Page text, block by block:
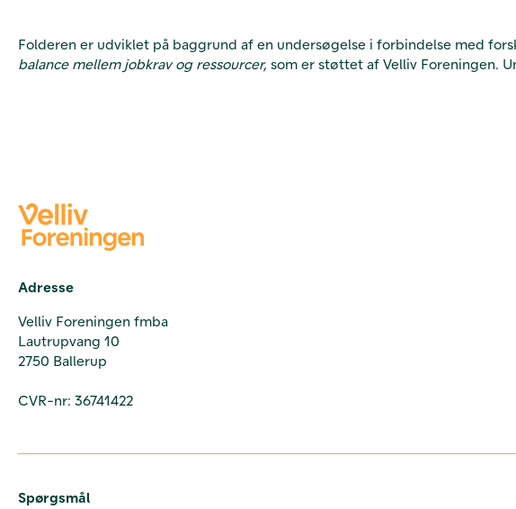
Folderen er udviklet på baggrund af en undersøgelse i forbindelse med
balance mellem jobkrav og ressourcer, som er støttet af Velliv Foreningen.
Adresse
Velliv Foreningen fmba
Lautrupvang 10
2750 Ballerup
CVR-nr: 36741422
Spørgsmål